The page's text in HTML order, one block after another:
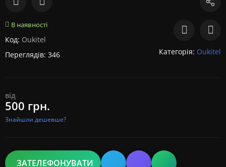
В наявності
Код: Oukitel
Переглядів: 346
Категорія: Oukitel
від
500 грн.
Знайшли дешевше?
ЗАТЕЛЕФОНУВАТИ